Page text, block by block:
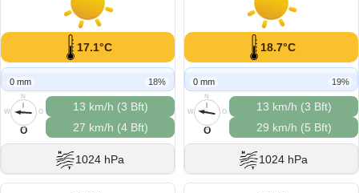
17.1°C
0 mm 18%
N
O
S
W
O
13 km/h (3 Bft)
27 km/h (4 Bft)
1024 hPa
18.7°C
0 mm 19%
N
O
S
W
O
13 km/h (3 Bft)
29 km/h (5 Bft)
1024 hPa